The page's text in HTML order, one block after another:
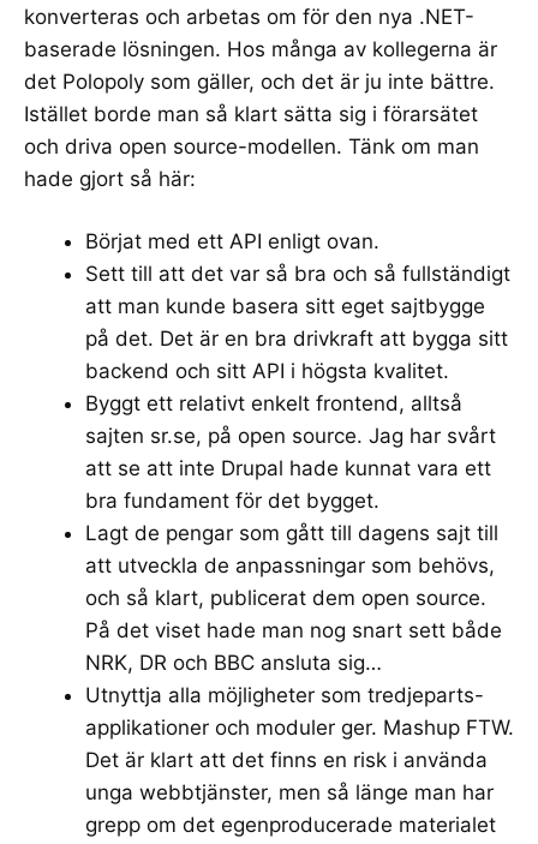
konverteras och arbetas om för den nya .NET-
baserade lösningen. Hos många av kollegerna är
det Polopoly som gäller, och det är ju inte bättre.
Istället borde man så klart sätta sig i förarsätet
och driva open source-modellen. Tänk om man
hade gjort så här:
Börjat med ett API enligt ovan.
Sett till att det var så bra och så fullständigt
att man kunde basera sitt eget sajtbygge
på det. Det är en bra drivkraft att bygga sitt
backend och sitt API i högsta kvalitet.
Byggt ett relativt enkelt frontend, alltså
sajten sr.se, på open source. Jag har svårt
att se att inte Drupal hade kunnat vara ett
bra fundament för det bygget.
Lagt de pengar som gått till dagens sajt till
att utveckla de anpassningar som behövs,
och så klart, publicerat dem open source.
På det viset hade man nog snart sett både
NRK, DR och BBC ansluta sig…
Utnyttja alla möjligheter som tredjeparts-
applikationer och moduler ger. Mashup FTW.
Det är klart att det finns en risk i använda
unga webbtjänster, men så länge man har
grepp om det egenproducerade materialet